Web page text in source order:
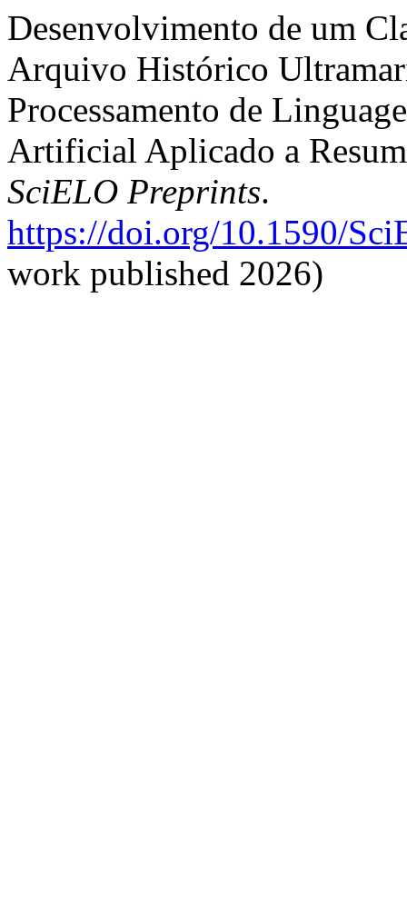
Desenvolvimento de um
Arquivo Histórico
Processamento de
Artificial Aplicado a
SciELO Preprints.
https://doi.org/10.1590/
work published 2026)